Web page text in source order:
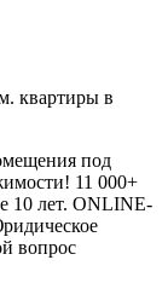
квартиры в
под
11 000+
10 лет. ONLINE-
вопрос